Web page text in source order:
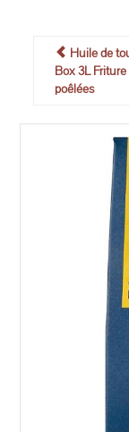
Huile de
Box 3L
poêlées